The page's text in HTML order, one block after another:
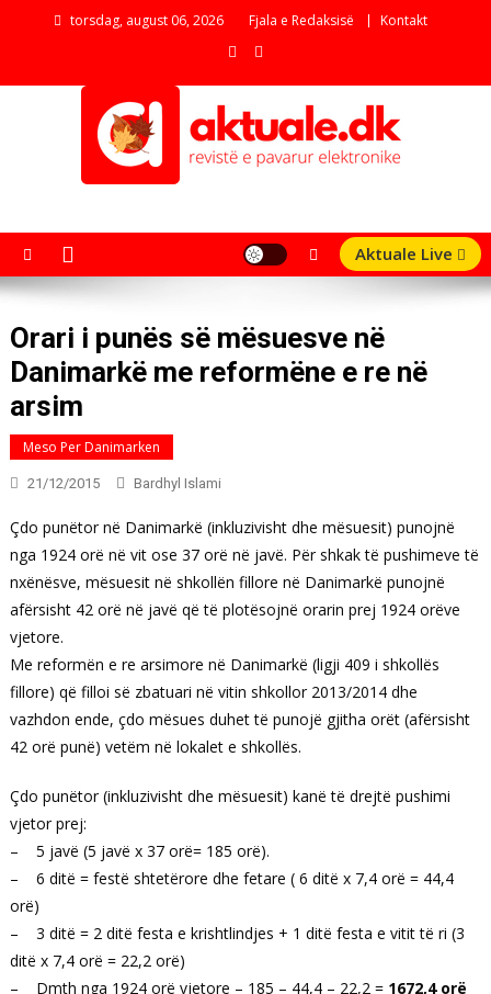
torsdag, august 06, 2026 Fjala e Redaksisë Kontakt
Aktuale Live
Orari i punës së mësuesve në
Danimarkë me reformëne e re në
arsim
Meso Per Danimarken
21/12/2015 Bardhyl Islami
Çdo punëtor në Danimarkë (inkluzivisht dhe mësuesit) punojnë
nga 1924 orë në vit ose 37 orë në javë. Për shkak të pushimeve të
nxënësve, mësuesit në shkollën fillore në Danimarkë punojnë
afërsisht 42 orë në javë që të plotësojnë orarin prej 1924 orëve
vjetore.
Me reformën e re arsimore në Danimarkë (ligji 409 i shkollës
fillore) që filloi së zbatuari në vitin shkollor 2013/2014 dhe
vazhdon ende, çdo mësues duhet të punojë gjitha orët (afërsisht
42 orë punë) vetëm në lokalet e shkollës.
Çdo punëtor (inkluzivisht dhe mësuesit) kanë të drejtë pushimi
vjetor prej:
– 5 javë (5 javë x 37 orë= 185 orë).
– 6 ditë = festë shtetërore dhe fetare ( 6 ditë x 7,4 orë = 44,4
orë)
– 3 ditë = 2 ditë festa e krishtlindjes + 1 ditë festa e vitit të ri (3
ditë x 7,4 orë = 22,2 orë)
– Dmth nga 1924 orë vjetore – 185 – 44,4 – 22,2 = 1672,4 orë